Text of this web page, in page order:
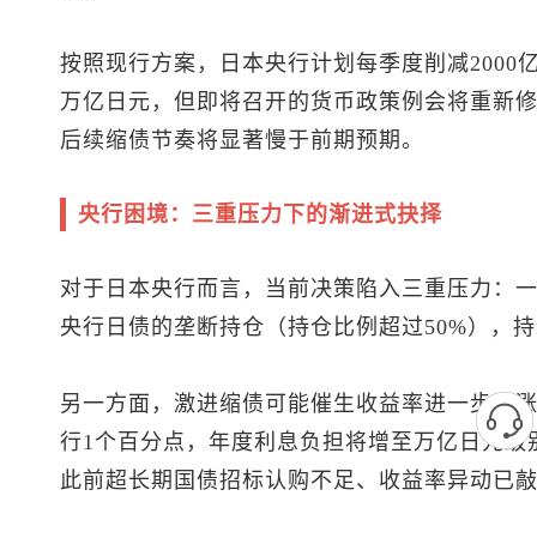
按照现行方案，日本央行计划每季度削减2000
万亿日元，但即将召开的货币政策例会将重新
后续缩债节奏将显著慢于前期预期。
央行困境：三重压力下的渐进式抉择
对于日本央行而言，当前决策陷入三重压力：
央行日债的垄断持仓（持仓比例超过50%），
另一方面，激进缩债可能催生收益率进一步暴
行1个百分点，年度利息负担将增至万亿日元
此前超长期国债招标认购不足、收益率异动已